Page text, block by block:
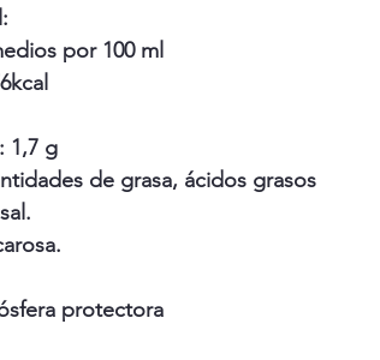
por 100 ml
1,7 g
de grasa, ácidos grasos
protectora